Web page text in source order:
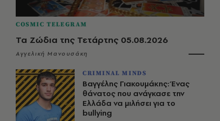
COSMIC TELEGRAM
Τα Ζώδια της Τετάρτης 05.08.2026
Αγγελική Μανουσάκη
CRIMINAL MINDS
Βαγγέλης Γιακουμάκης: Ένας
θάνατος που ανάγκασε την
Ελλάδα να μιλήσει για το
bullying